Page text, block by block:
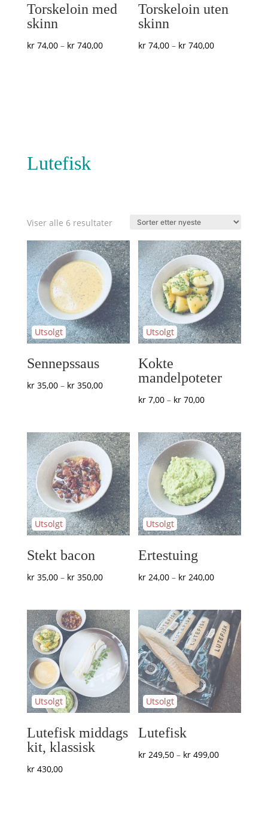
Torskeloin med
skinn
kr74,00 – kr740,00Prisområde:
Torskeloin uten
skinn
kr 74,00 – kr 740,00Prisområde:
Lutefisk
Viser alle 6 resultaterSortert
etter
nyeste
Sennepssaus
kr35,00 – kr350,00Prisområde:
kr 350,00
Kokte
mandelpoteter
kr 7,00 – kr 70,00Prisområde:
til
kr 70,00
Stekt bacon
kr35,00 – kr350,00Prisområde:
til
kr 350,00
Ertestuing
kr 24,00 – kr 240,00Prisområde:
til
kr 240,00
Lutefisk middags
kit, klassisk
kr430,00
Lutefisk
kr 249,50 – kr 499,00Prisområde: